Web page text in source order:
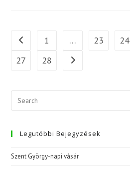
Go to the previous page
1 … 23 24
27
28 Go to the next page
Legutóbbi Bejegyzések
Szent György-napi vásár